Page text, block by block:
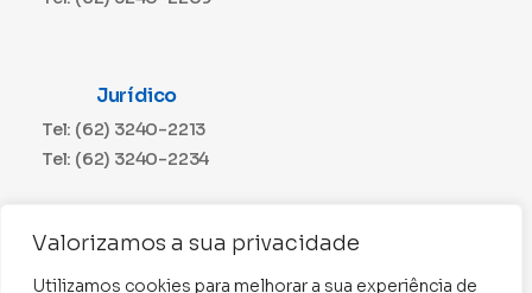
Valorizamos a sua privacidade
Utilizamos cookies para melhorar a sua experiência de
Jurídico
Tel: (62) 3240-2213
Tel: (62) 3240-2234
Tel: (62) 3240-2230